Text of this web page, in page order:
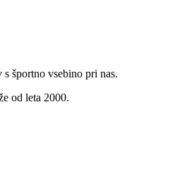
športno vsebino pri nas.
od leta 2000.